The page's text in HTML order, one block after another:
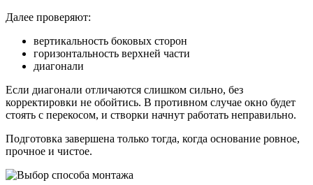
Далее проверяют:
вертикальность боковых сторон
горизонтальность верхней части
диагонали
Если диагонали отличаются слишком сильно, без
корректировки не обойтись. В противном случае окно будет
стоять с перекосом, и створки начнут работать неправильно.
Подготовка завершена только тогда, когда основание ровное,
прочное и чистое.